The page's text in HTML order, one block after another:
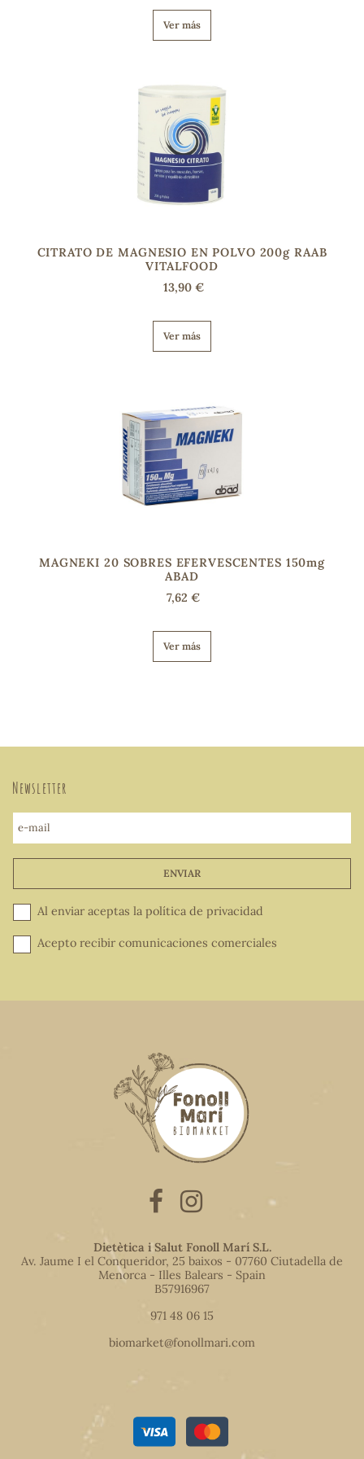
Ver más
CITRATO DE MAGNESIO EN POLVO 200g RAAB
VITALFOOD
13,90 €
Ver más
MAGNEKI 20 SOBRES EFERVESCENTES 150mg
ABAD
7,62 €
Ver más
Newsletter
e-mail
ENVIAR
Al enviar aceptas la política de privacidad
Acepto recibir comunicaciones comerciales
Dietètica i Salut Fonoll Marí S.L.
Av. Jaume I el Conqueridor, 25 baixos - 07760 Ciutadella de
Menorca - Illes Balears - Spain
B57916967
971 48 06 15
biomarket@fonollmari.com